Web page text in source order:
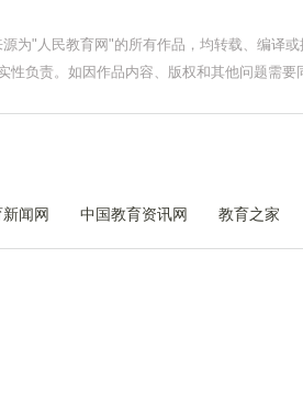
源为"人民教育网"的所有作品，均转载、编译
性负责。如因作品内容、版权和其他问题需
闻网 中国教育资讯网 教育之家